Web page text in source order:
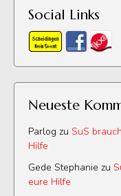
Social Links
Neueste
Parlog zu SuS
Hilfe
Gede Stephanie zu
eure Hilfe